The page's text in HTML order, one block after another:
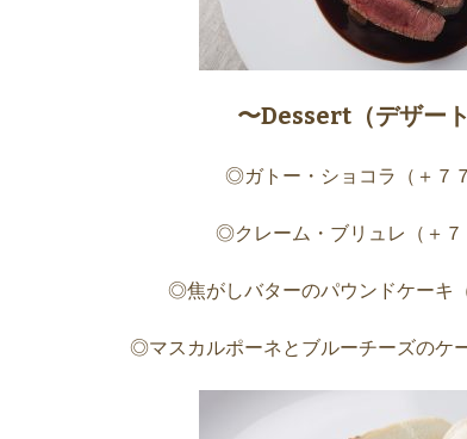
〜Dessert（デザー
◎ガトー・ショコラ（＋７７
◎クレーム・ブリュレ（＋７
◎焦がしバターのパウンドケーキ
◎マスカルポーネとブルーチーズのケ